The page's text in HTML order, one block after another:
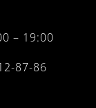
– 19:00
87-86